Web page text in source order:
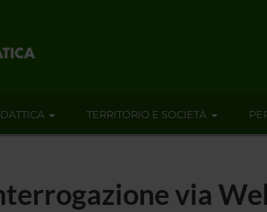
TERRITORIO E SOCIETÀ
via